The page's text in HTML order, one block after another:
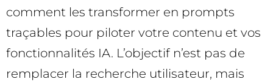
comment les transformer en prompts
traçables pour piloter votre contenu et vos
fonctionnalités IA. L’objectif n’est pas de
remplacer la recherche utilisateur, mais